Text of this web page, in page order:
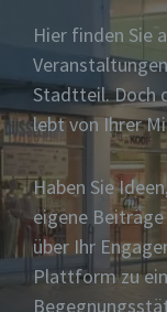
Hier finden Sie
Stadtteil. Doch
lebt von Ihrer
Haben Sie
eigene
über Ihr
Plattform zu